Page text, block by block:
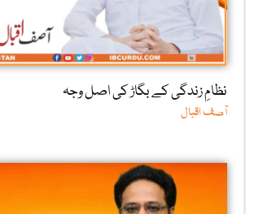
نظامِ زندگی کے بگاڑ کی اصل وجہ
آصف اقبال